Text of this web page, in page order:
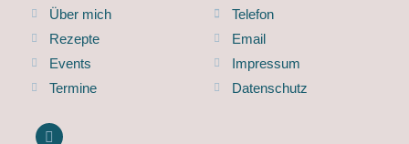
Über mich
Rezepte
Events
Termine
Telefon
Email
Impressum
Datenschutz